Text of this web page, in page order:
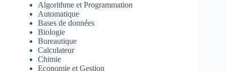
Algorithme et Programmation
Automatique
Bases de données
Biologie
Bureautique
Calculateur
Chimie
Economie et Gestion